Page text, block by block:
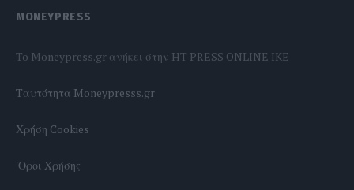
MONEYPRESS
To Moneypress.gr ανήκει στην HT PRESS ONLINE IKE
Tαυτότητα Moneypresss.gr
Χρήση Cookies
'Οροι Χρήσης